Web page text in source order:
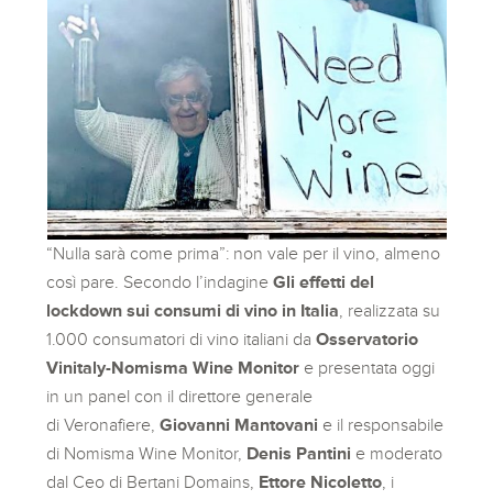
“Nulla sarà come prima”: non vale per il vino, almeno
così pare. Secondo l’indagineGli effetti del
lockdown sui consumi di vino in Italia , realizzata su
1.000 consumatori di vino italiani daOsservatorio
Vinitaly-Nomisma Wine Monitor e presentata oggi
in un panel con il direttore generale
di Veronafiere,Giovanni Mantovani e il responsabile
di Nomisma Wine Monitor, Denis Pantini e moderato
dal Ceo di Bertani Domains, Ettore Nicoletto , i